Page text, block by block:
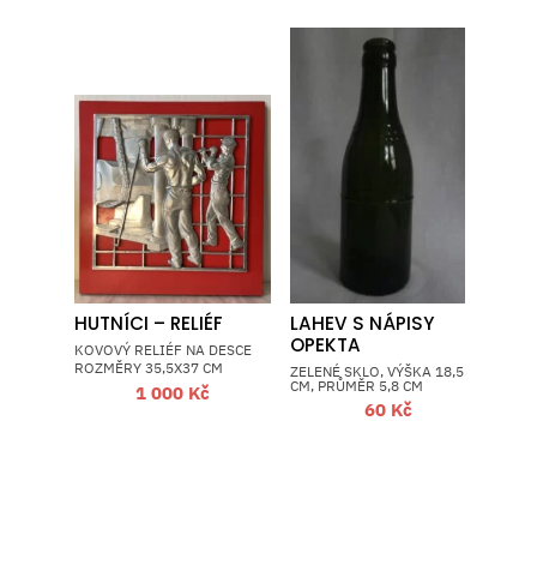
HUTNÍCI – RELIÉF
KOVOVÝ RELIÉF NA DESCE
ROZMĚRY 35,5X37 CM
1 000 Kč
LAHEV S NÁPISY
OPEKTA
ZELENÉ SKLO, VÝŠKA 18,5
CM, PRŮMĚR 5,8 CM
60 Kč